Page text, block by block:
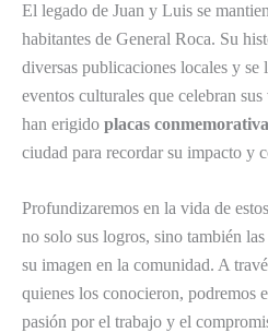
El legado de Juan y Luis se
habitantes de General Roca. Su
diversas publicaciones locales y se
eventos culturales que celebran
han erigido placas
ciudad para recordar su impacto y
Profundizaremos en la vida de
no solo sus logros, sino también
su imagen en la comunidad. A
quienes los conocieron, podremos
pasión por el trabajo y el